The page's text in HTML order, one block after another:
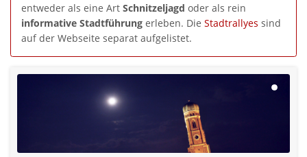
entweder als eine Art Schnitzeljagd oder als rein
informative Stadtführung erleben. Die Stadtrallyes sind
auf der Webseite separat aufgelistet.